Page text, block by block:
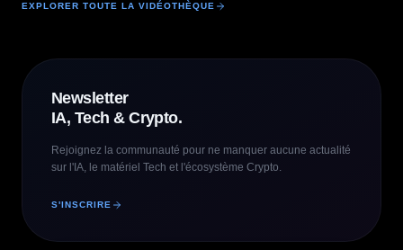
EXPLORER TOUTE LA VIDÉOTHÈQUE
Newsletter
IA, Tech & Crypto.
Rejoignez la communauté pour ne manquer aucune actualité
sur l'IA, le matériel Tech et l'écosystème Crypto.
S'INSCRIRE